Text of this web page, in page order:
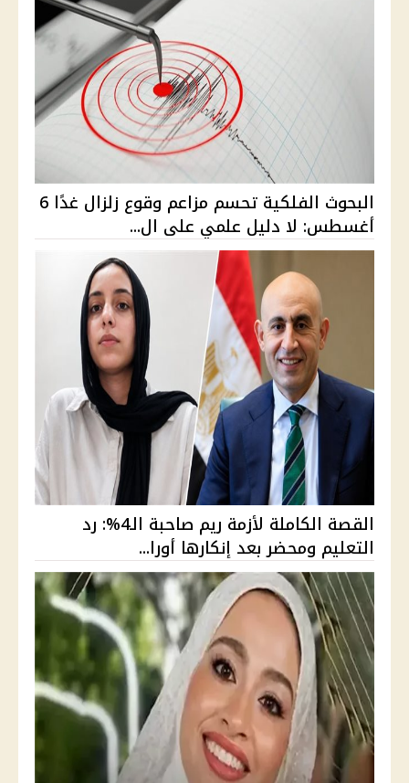
البحوث الفلكية تحسم مزاعم وقوع زلزال غدًا 6
أغسطس: لا دليل علمي على ال...
القصة الكاملة لأزمة ريم صاحبة الـ4%: رد
التعليم ومحضر بعد إنكارها أورا...